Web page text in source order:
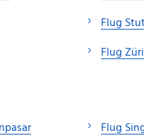
Flug
Flug
Flug